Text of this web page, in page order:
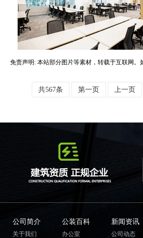
免责声明: 本站部分图片等素材，转载于互联网。
共567条 第一页 上一页
公司简介
关于我们
公装百科
办公室
新闻资讯
公司动态